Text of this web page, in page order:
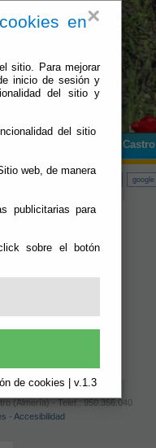
×
en
sitio. Para mejorar
inicio de sesión y
del sitio y
del sitio
web, de manera
publicitarias para
sobre el botón
de cookies | v.1.3
Olula de Castro
(Almería) - Telef.: 950.356.040
- Accesibilidad